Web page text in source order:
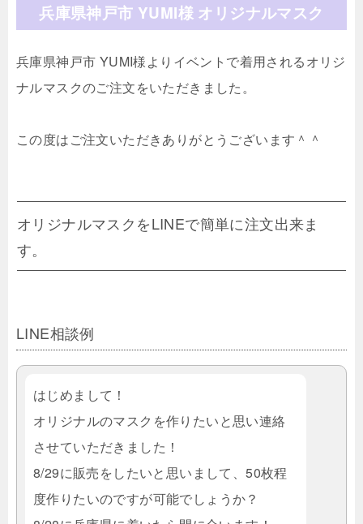
兵庫県神戸市 YUMI様 オリジナルマスク
兵庫県神戸市 YUMI様よりイベントで着用されるオリジ
ナルマスクのご注文をいただきました。
この度はご注文いただきありがとうございます＾＾
オリジナルマスクをLINEで簡単に注文出来ま
す。
LINE相談例
はじめまして！
オリジナルのマスクを作りたいと思い連絡
させていただきました！
8/29に販売をしたいと思いまして、50枚程
度作りたいのですが可能でしょうか？